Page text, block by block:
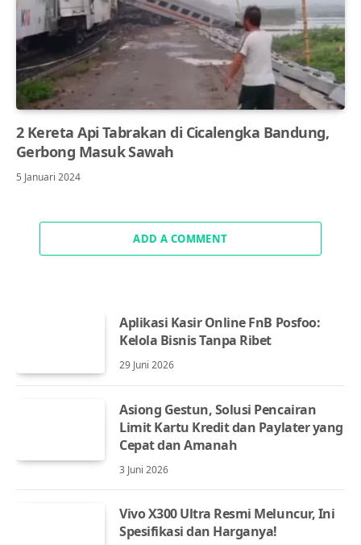
2 Kereta Api Tabrakan di Cicalengka Bandung,
Gerbong Masuk Sawah
5 Januari 2024
ADD A COMMENT
Aplikasi Kasir Online FnB Posfoo:
Kelola Bisnis Tanpa Ribet
29 Juni 2026
Asiong Gestun, Solusi Pencairan
Limit Kartu Kredit dan Paylater yang
Cepat dan Amanah
3 Juni 2026
Vivo X300 Ultra Resmi Meluncur, Ini
Spesifikasi dan Harganya!